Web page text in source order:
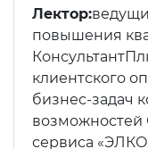
Лектор:
повышения
клиентского
бизнес-задач
возможностей
сервиса